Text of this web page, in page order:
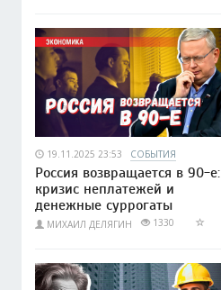
19.11.2025 23:53 СОБЫТИЯ
Россия возвращается в 90-е:
кризис неплатежей и
денежные суррогаты
МИХАИЛ ДЕЛЯГИН 1330